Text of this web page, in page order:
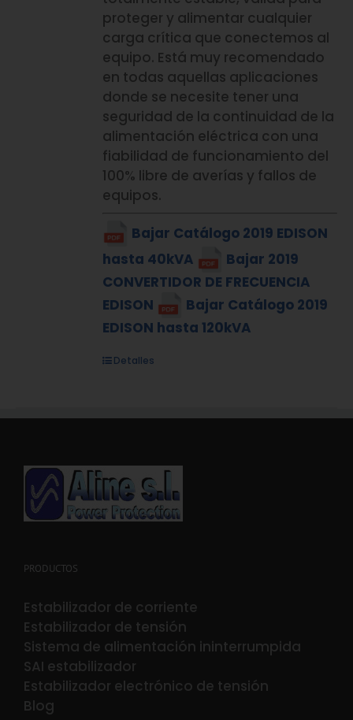
proteger y alimentar cualquier
carga crítica que conectemos al
equipo. Está muy recomendado
en todas aquellas aplicaciones
donde se necesite tener una
seguridad de la continuidad de la
alimentación eléctrica con una
fiabilidad de funcionamiento del
100% libre de averías y fallos de
equipos.
Bajar Catálogo 2019 EDISON
hasta 40kVA
Bajar 2019
CONVERTIDOR DE FRECUENCIA
EDISON
Bajar Catálogo 2019
EDISON hasta 120kVA
Detalles
PRODUCTOS
Estabilizador de corriente
Estabilizador de tensión
Sistema de alimentación ininterrumpida
SAI estabilizador
Estabilizador electrónico de tensión
Blog